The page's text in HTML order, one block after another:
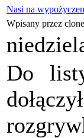
Nasi na
Wpisany przez
Do